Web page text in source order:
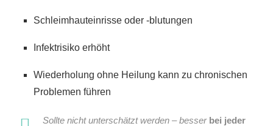
Schleimhauteinrisse oder -blutungen
Infektrisiko erhöht
Wiederholung ohne Heilung kann zu chronischen
Problemen führen
Sollte nicht unterschätzt werden – besser bei jeder